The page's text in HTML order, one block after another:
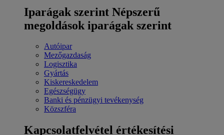
Iparágak szerint Népszerű
megoldások iparágak szerint
Autóipar
Mezőgazdaság
Logisztika
Gyártás
Kiskereskedelem
Egészségügy
Banki és pénzügyi tevékenység
Közszféra
Kapcsolatfelvétel értékesítési